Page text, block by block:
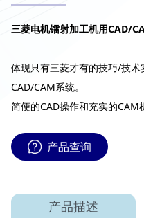
三菱电机镭射加工机用CAD/
体现只有三菱才有的技巧/技
CAD/CAM系统。
简便的CAD操作和充实的CAM
产品查询
产品描述